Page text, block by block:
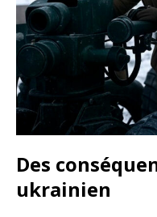
Des
ukrainien